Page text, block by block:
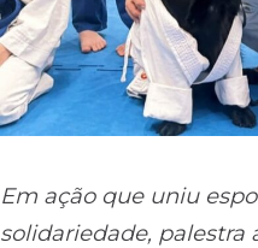
Em ação que uniu
solidariedade, palestra